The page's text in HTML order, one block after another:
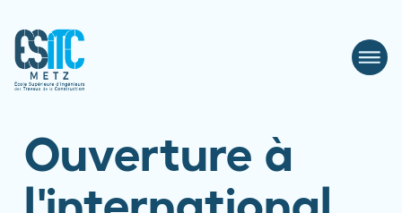
Ouverture à